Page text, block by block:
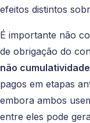
efeitos distintos
É importante não
de obrigação do
não cumulatividade
pagos em etapas
embora ambos
entre eles pode